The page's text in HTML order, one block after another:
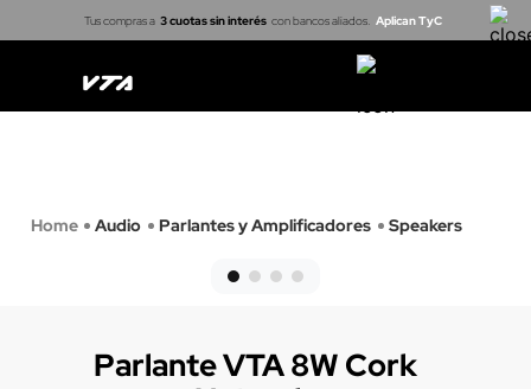
Tus compras a 3 cuotas sin interés con bancos aliados. Aplican TyC
Audio Parlantes y Amplificadores Speakers
Parlante VTA 8W Cork